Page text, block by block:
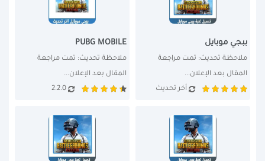
ببجي موبايل
المقال بعد الإعلان...
أخر تحديث
PUBG MOBILE
المقال بعد الإعلان...
2.2.0